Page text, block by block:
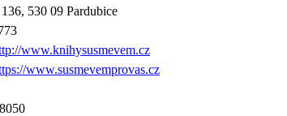
530 09 Pardubice
www.knihysusmevem.cz
www.susmevemprovas.cz